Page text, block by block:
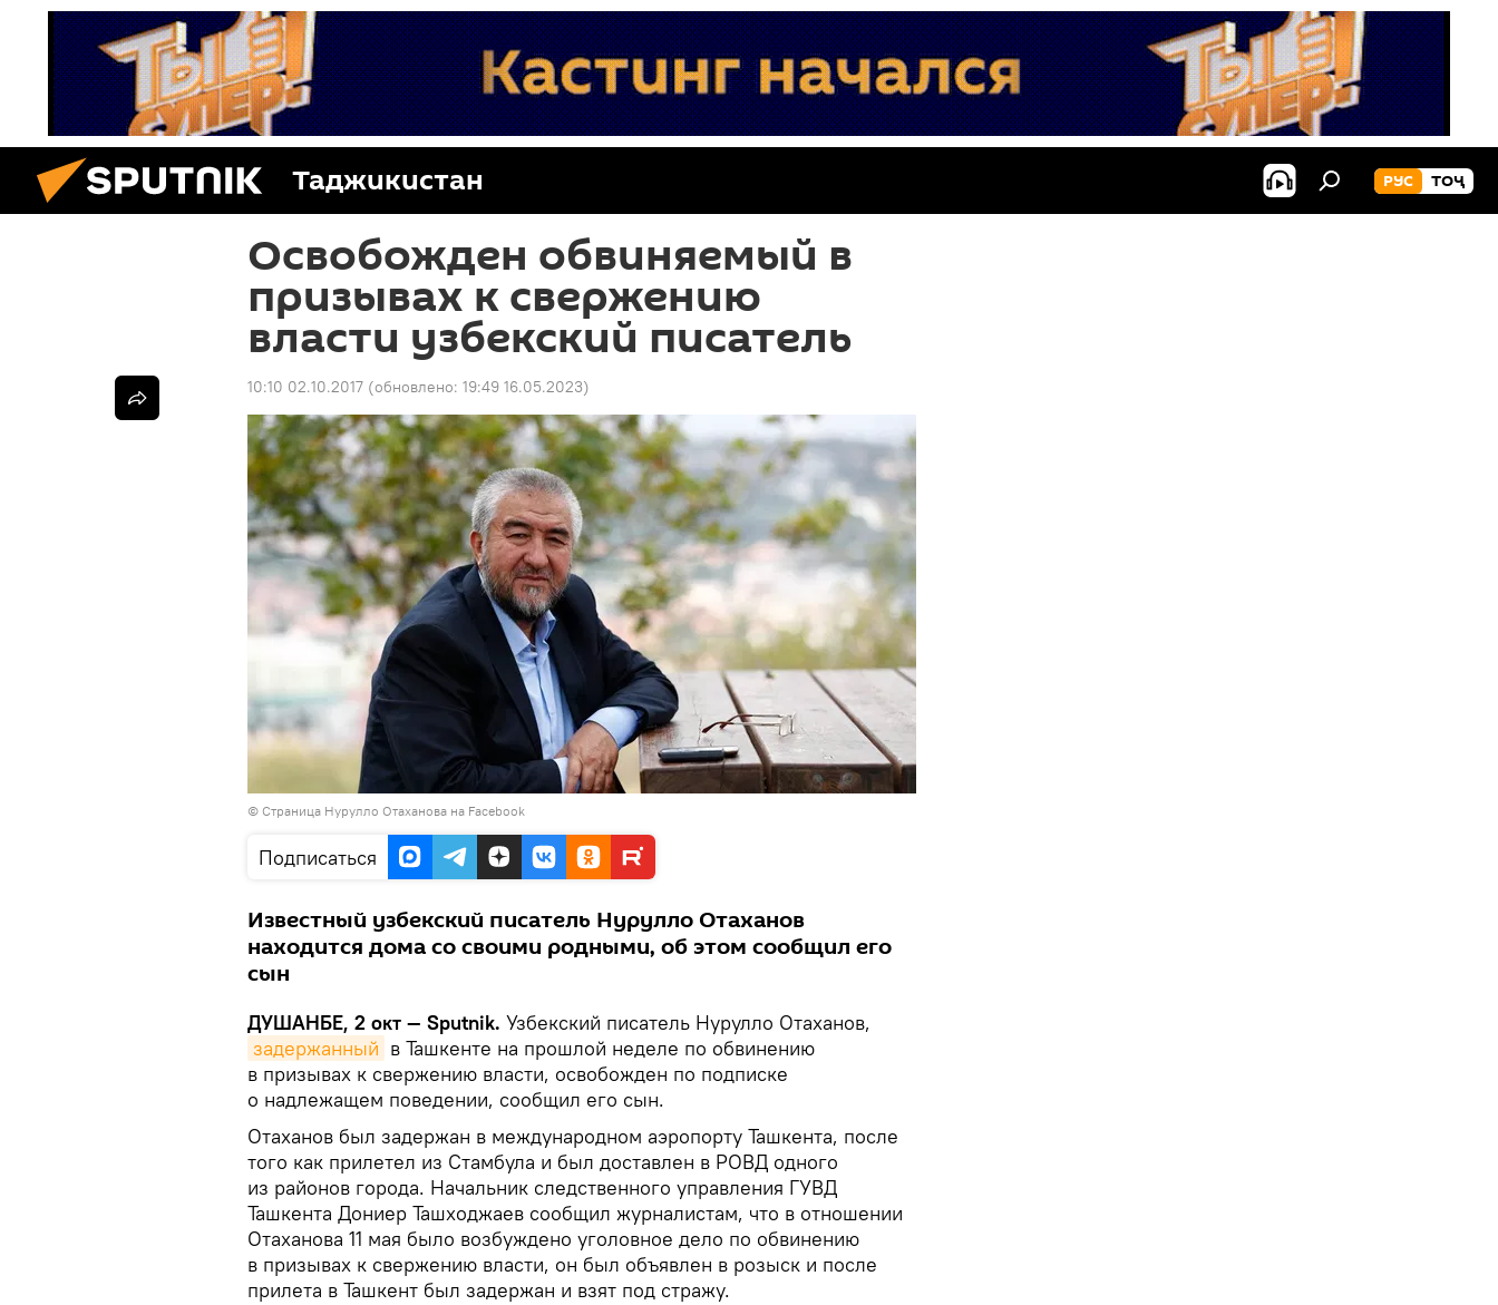
Таджикистан РУС ТОҶ
Освобожден обвиняемый в
призывах к свержению
власти узбекский писатель
10:10 02.10.2017 (обновлено: 19:49 16.05.2023)
© Страница Нурулло Отаханова на Facebook
Подписаться
Известный узбекский писатель Нурулло Отаханов
находится дома со своими родными, об этом сообщил его
сын
ДУШАНБЕ, 2 окт — Sputnik. Узбекский писатель Нурулло Отаханов,
задержанный в Ташкенте на прошлой неделе по обвинению
в призывах к свержению власти, освобожден по подписке
о надлежащем поведении, сообщил его сын.
Отаханов был задержан в международном аэропорту Ташкента, после
того как прилетел из Стамбула и был доставлен в РОВД одного
из районов города. Начальник следственного управления ГУВД
Ташкента Дониер Ташходжаев сообщил журналистам, что в отношении
Отаханова 11 мая было возбуждено уголовное дело по обвинению
в призывах к свержению власти, он был объявлен в розыск и после
прилета в Ташкент был задержан и взят под стражу.